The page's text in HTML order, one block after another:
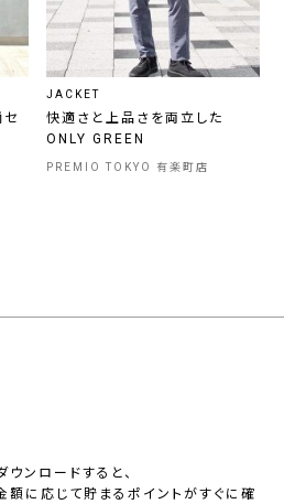
JACKET
快適さと上品さを両立した
ONLY GREEN
PREMIO TOKYO 有楽町店
ンロードすると、
に応じて貯まるポイントがすぐに確